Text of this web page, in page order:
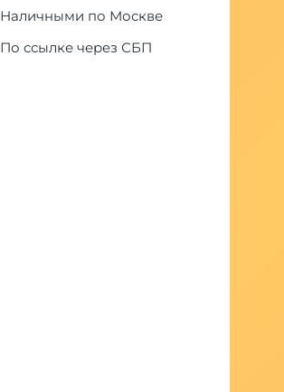
Наличными по Москве
По ссылке через СБП